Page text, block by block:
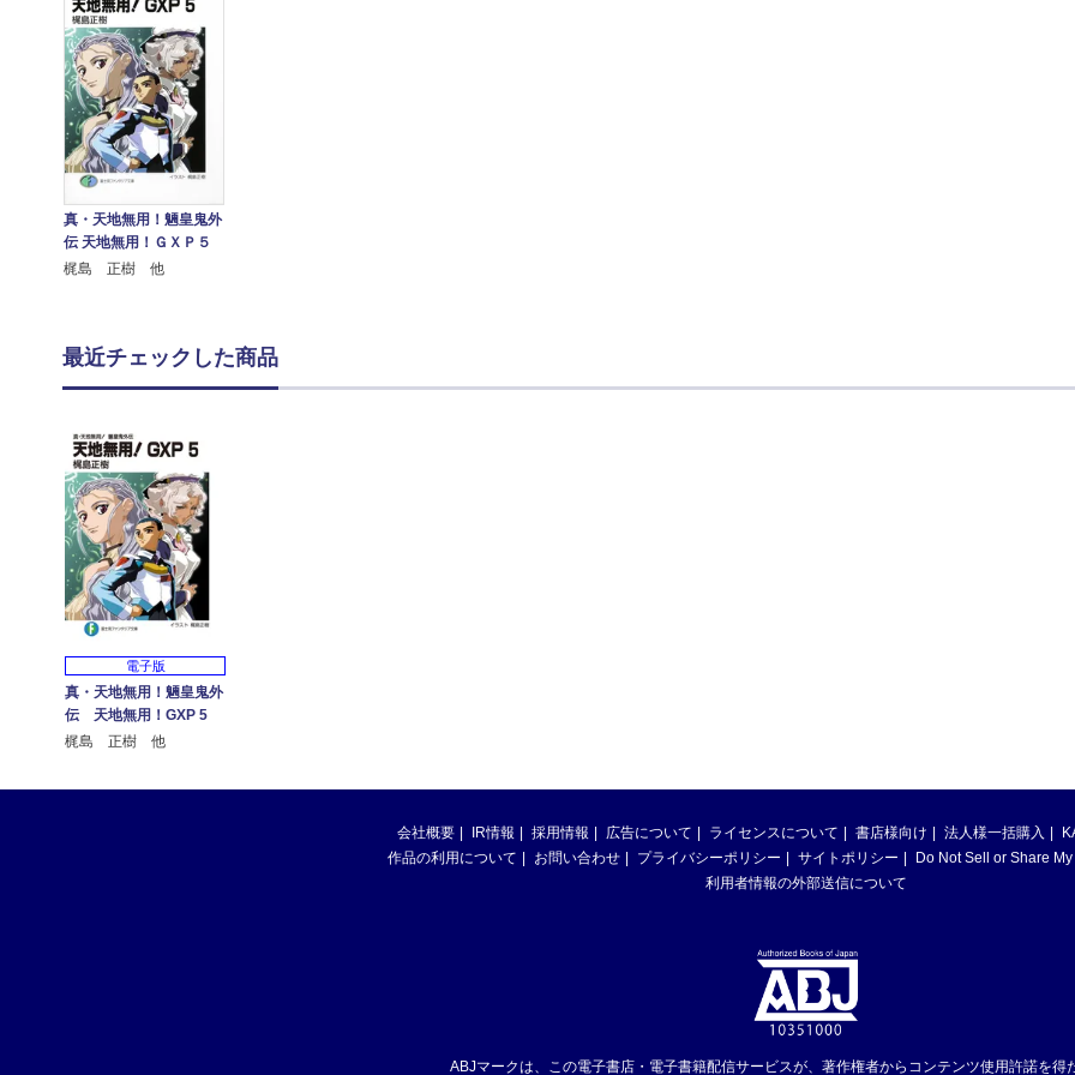
真・天地無用！魎皇鬼外
伝 天地無用！ＧＸＰ５
梶島 正樹 他
最近チェックした商品
電子版
真・天地無用！魎皇鬼外
伝 天地無用！GXP 5
梶島 正樹 他
会社概要 IR情報 採用情報 広告について ライセンスについて 書店様向け 法人様一括購入
作品の利用について
お問い合わせ プライバシーポリシー サイトポリシー
Do Not Sell or Share
利用者情報の外部送信について
ABJマークは、この電子書店・電子書籍配信サービスが、著作権者からコンテンツ使用許諾を得